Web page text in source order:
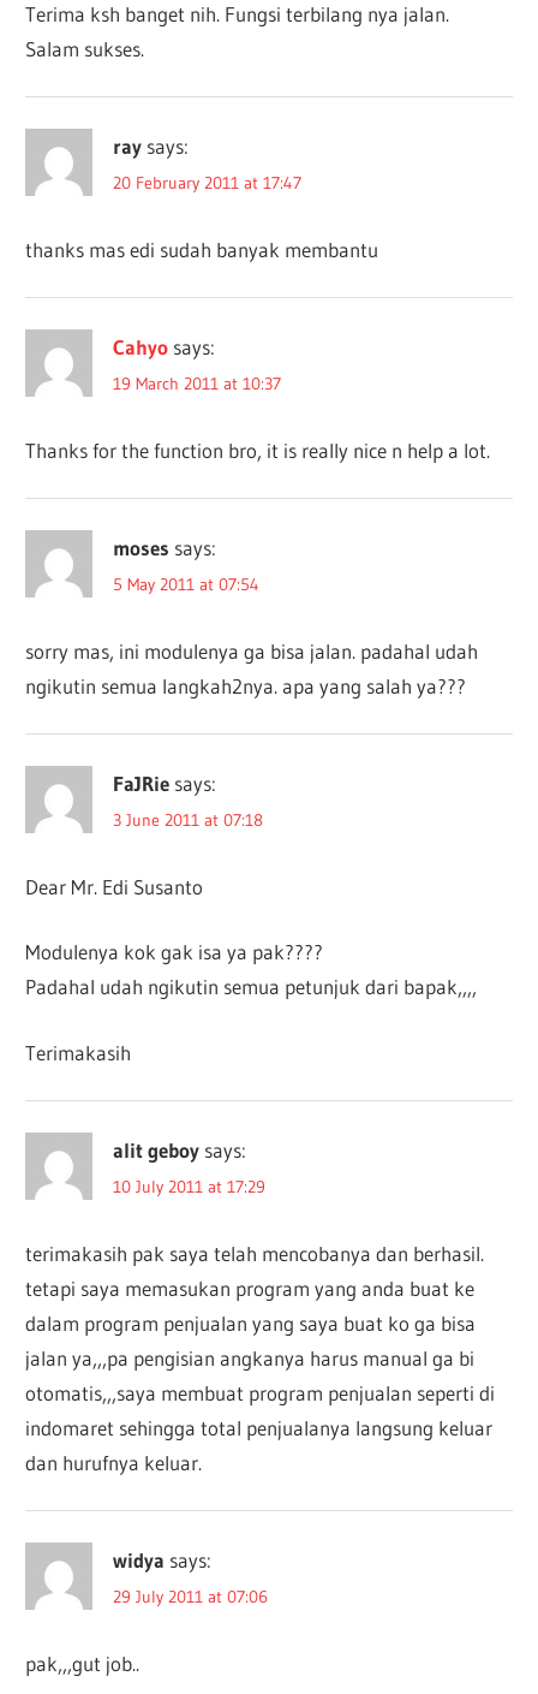
Terima ksh banget nih. Fungsi terbilang nya jalan.
Salam sukses.
ray says:
20 February 2011 at 17:47
thanks mas edi sudah banyak membantu
Cahyo says:
19 March 2011 at 10:37
Thanks for the function bro, it is really nice n help a lot.
moses says:
5 May 2011 at 07:54
sorry mas, ini modulenya ga bisa jalan. padahal udah
ngikutin semua langkah2nya. apa yang salah ya???
FaJRie says:
3 June 2011 at 07:18
Dear Mr. Edi Susanto
Modulenya kok gak isa ya pak????
Padahal udah ngikutin semua petunjuk dari bapak,,,,
Terimakasih
alit geboy says:
10 July 2011 at 17:29
terimakasih pak saya telah mencobanya dan berhasil.
tetapi saya memasukan program yang anda buat ke
dalam program penjualan yang saya buat ko ga bisa
jalan ya,,,pa pengisian angkanya harus manual ga bi
otomatis,,,saya membuat program penjualan seperti di
indomaret sehingga total penjualanya langsung keluar
dan hurufnya keluar.
widya says:
29 July 2011 at 07:06
pak,,,gut job..